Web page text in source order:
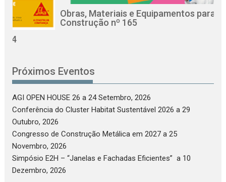
Obras, Materiais e Equipamentos para a
Construção nº 165
Próximos Eventos
AGI OPEN HOUSE 26 a 24 Setembro, 2026
Conferência do Cluster Habitat Sustentável 2026 a 29
Outubro, 2026
Congresso de Construção Metálica em 2027 a 25
Novembro, 2026
Simpósio E2H – “Janelas e Fachadas Eficientes” a 10
Dezembro, 2026